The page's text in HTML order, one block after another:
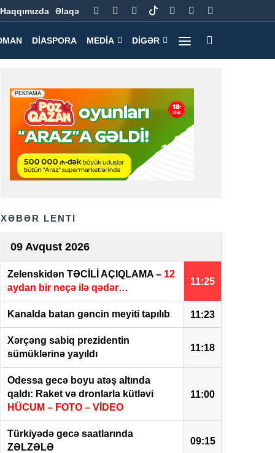
Haqqımızda Əlaqə
DIASPORA MEDIA DIGƏR
XƏBƏR LENTİ
09 Avqust 2026
11:25
Zelenskidən TƏCİLİ AÇIQLAMA – 12
aydan bir neçə ilə qədər…
11:23
Kanalda batan gəncin meyiti tapılıb
11:18
Xərçəng sabiq prezidentin
sümüklərinə yayıldı
11:00
Odessa gecə boyu atəş altında
qaldı: Raket və dronlarla kütləvi
HÜCUM – FOTO – VİDEO
09:15
Türkiyədə gecə saatlarında
ZƏLZƏLƏ